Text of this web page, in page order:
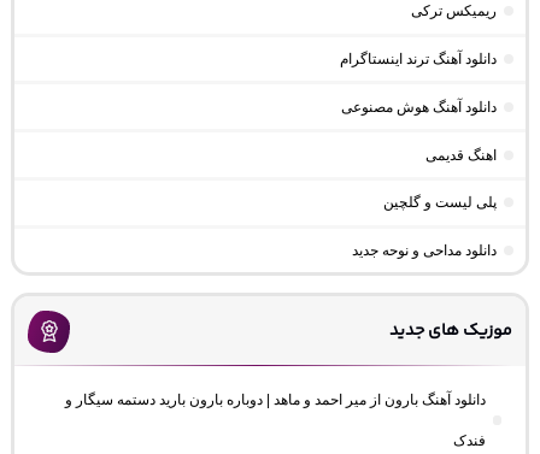
ریمیکس ترکی
دانلود آهنگ ترند اینستاگرام
دانلود آهنگ هوش مصنوعی
اهنگ قدیمی
پلی لیست و گلچین
دانلود مداحی و نوحه جدید
موزیک های جدید
دانلود آهنگ بارون از میر احمد و ماهد | دوباره بارون بارید دستمه سیگار و
فندک